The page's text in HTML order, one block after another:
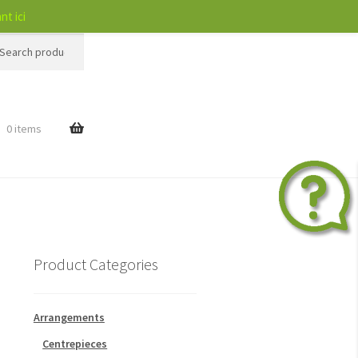
0 items
Product Categories
Arrangements
Centrepieces
ici